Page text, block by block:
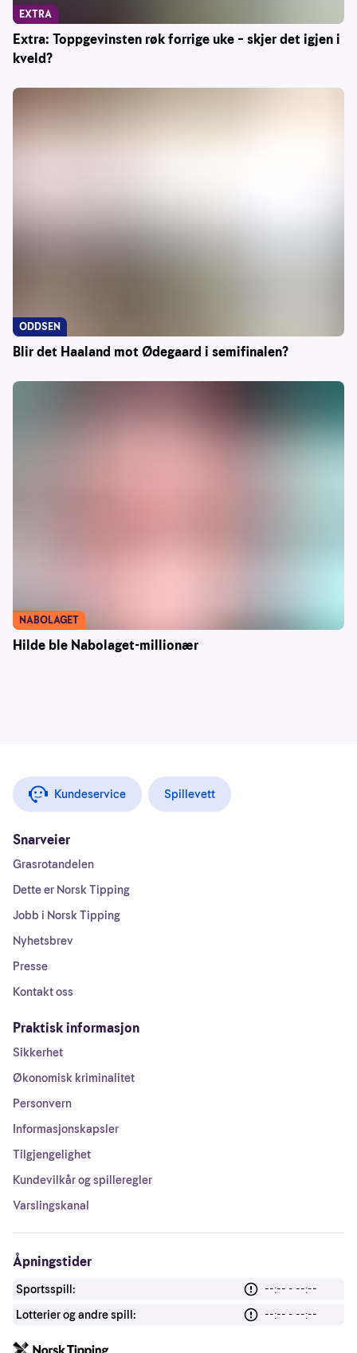
Extra: Toppgevinsten røk forrige uke – skjer det igjen i
kveld?
EXTRA
Blir det Haaland mot Ødegaard i semifinalen?
ODDSEN
Hilde ble Nabolaget-millionær
NABOLAGET
Kundeservice Spillevett
Snarveier
Grasrotandelen
Dette er Norsk Tipping
Jobb i Norsk Tipping
Nyhetsbrev
Presse
Kontakt oss
Praktisk informasjon
Sikkerhet
Økonomisk kriminalitet
Personvern
Informasjonskapsler
Tilgjengelighet
Kundevilkår og spilleregler
Varslingskanal
Åpningstider
Sportsspill:
--:-- - --:--
Lotterier og andre spill:
--:-- - --:--